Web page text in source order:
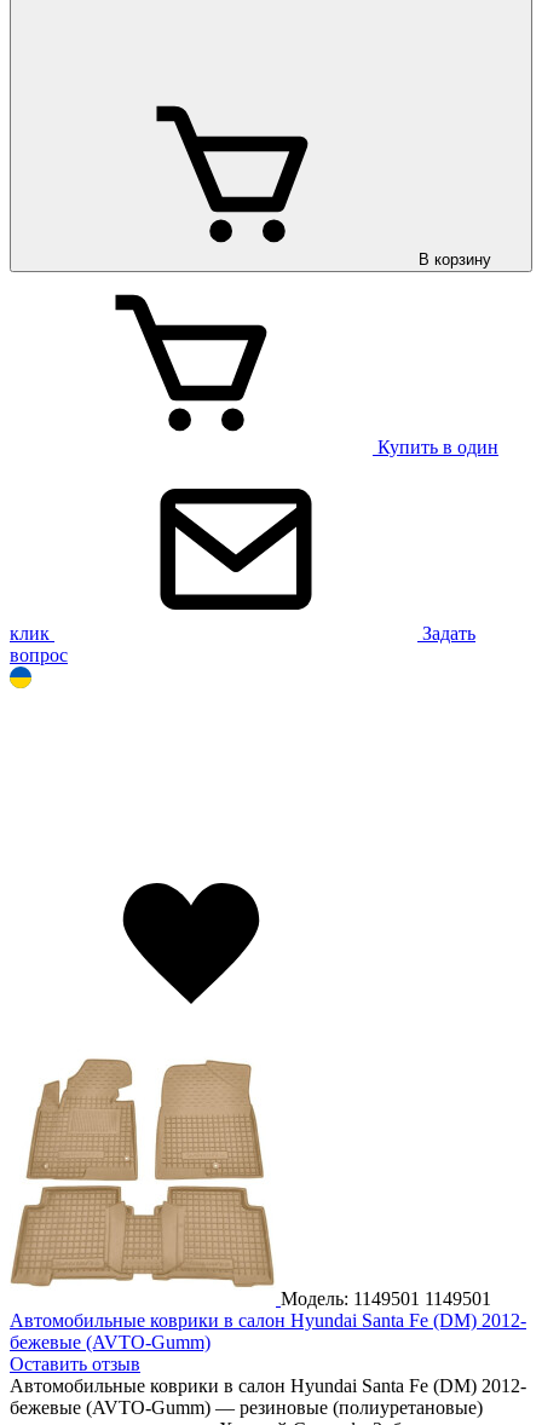
В корзину
Купить в один
клик
Задать
вопрос
Модель: 1149501 1149501
Автомобильные коврики в салон Hyundai Santa Fe (DM) 2012-
бежевые (AVTO-Gumm)
Оставить отзыв
Автомобильные коврики в салон Hyundai Santa Fe (DM) 2012-
бежевые (AVTO-Gumm) — резиновые (полиуретановые)